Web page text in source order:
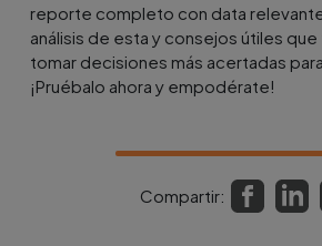
reporte completo con data
análisis de esta y consejos útiles que
tomar decisiones más acertadas
¡Pruébalo ahora y empodérate!
Compartir: